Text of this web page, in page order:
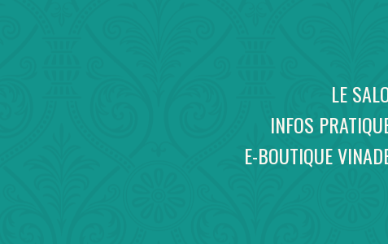
LE
INFOS
E-BOUTIQUE